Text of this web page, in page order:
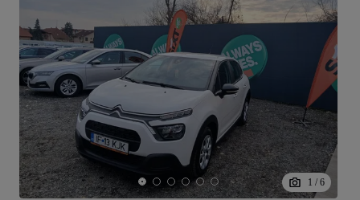
1 / 6